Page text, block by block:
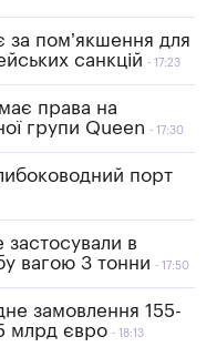
за пом’якшення для
санкцій
17:23
права на
групи Queen
17:30
порт
в
вагою 3 тонни
17:50
замовлення 155-
млрд євро
18:13